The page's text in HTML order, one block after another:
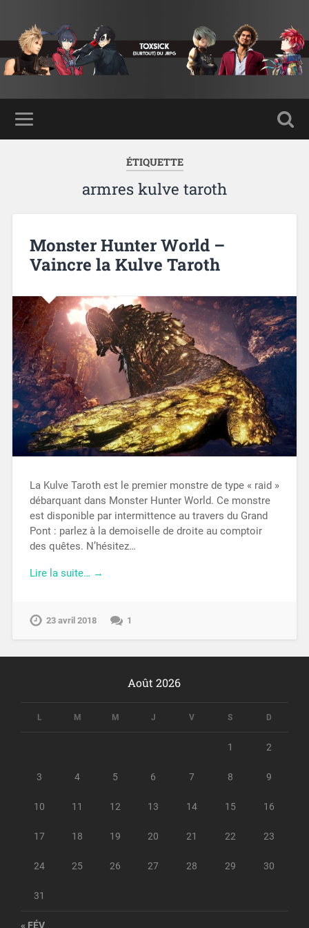
ÉTIQUETTE
armres kulve taroth
Monster Hunter World –
Vaincre la Kulve Taroth
La Kulve Taroth est le premier monstre de type « raid »
débarquant dans Monster Hunter World. Ce monstre
est disponible par intermittence au travers du Grand
Pont : parlez à la demoiselle de droite au comptoir
des quêtes. N’hésitez…
Lire la suite… →
23 avril 2018 1
Août 2026
L M M J V S D
1 2
3 4 5 6 7 8 9
10 11 12 13 14 15 16
17 18 19 20 21 22 23
24 25 26 27 28 29 30
31
« FÉV